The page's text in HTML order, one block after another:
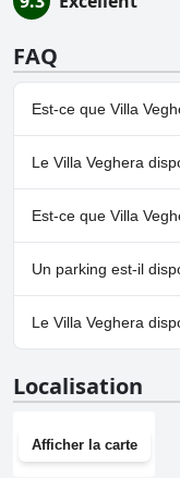
FAQ
Est-ce que Villa
Oui, Villa Veghera
plusieurs des
Extérieure.
Le Villa Veghera
Non, il n'y a pas de
Est-ce que Villa
Non, Villa Veghera
Un parking est-il
Oui, un parking est
Le Villa Veghera
Localisation
Afficher la carte